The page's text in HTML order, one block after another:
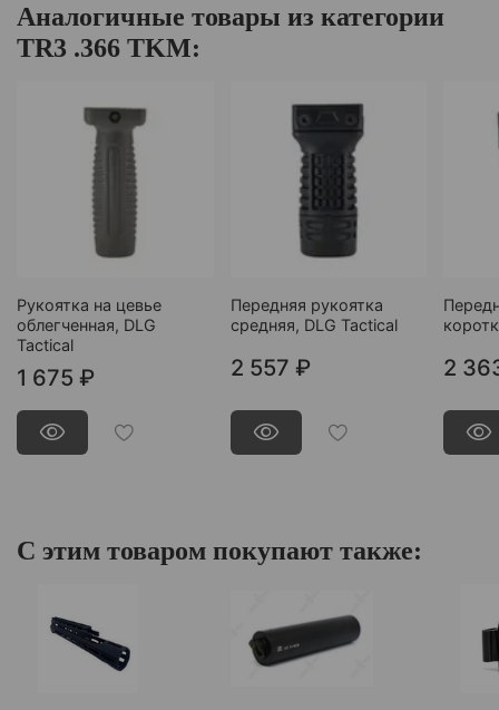
Аналогичные товары из категории
TR3 .366 TKM:
Рукоятка на цевье
облегченная, DLG
Tactical
1 675 ₽
Передняя рукоятка
средняя, DLG Tactical
2 557 ₽ 2
С этим товаром покупают также: